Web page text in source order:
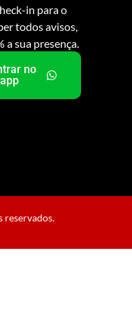
in para o
todos avisos,
sua presença.
no
reservados.